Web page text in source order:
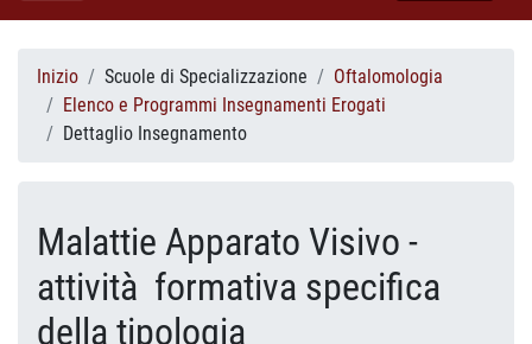
Inizio Scuole di Specializzazione
Oftalomologia
Elenco e Programmi Insegnamenti Erogati
Dettaglio Insegnamento
Malattie Apparato Visivo -
attività formativa specifica
della tipologia